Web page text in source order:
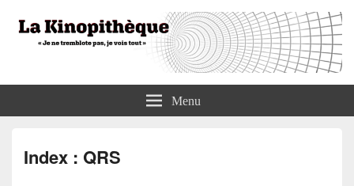
La KinopithèqueMenu
Index : QRS